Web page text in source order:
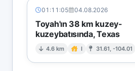
01:11:05 04.08.2026
Toyah'ın 38 km kuzey-
kuzeybatısında, Texas
4.6 km I 31.61, -104.01